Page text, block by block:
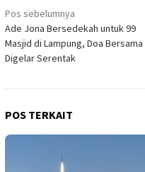
Navigasi
pos
Pos sebelumnya
Ade Jona Bersedekah untuk 99
Masjid di Lampung, Doa Bersama
Digelar Serentak
POS TERKAIT